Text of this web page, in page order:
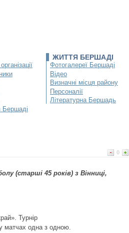
Бершаді
ЖИТТЯ БЕРШАДІ
Фотогалереї Бершаді
Відео
Визначні місця району
Персоналії
Літературна Бершадь
0
(старші 45 років) з Вінниці,
Турнір
матчах одна з одною.